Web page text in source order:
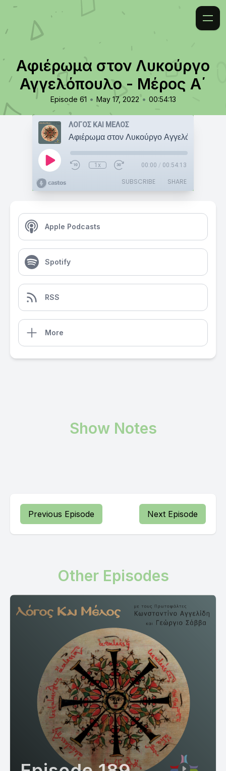
Αφιέρωμα στον Λυκούργο
Αγγελόπουλο - Μέρος Α΄
Episode 61 • May 17, 2022 • 00:54:13
ΛΟΓΟΣ ΚΑΙ ΜΕΛΟΣ
1x 00:00 / 00:54:13
SUBSCRIBE SHARE
Apple Podcasts
Spotify
RSS
More
Show Notes
Previous Episode Next Episode
Other Episodes